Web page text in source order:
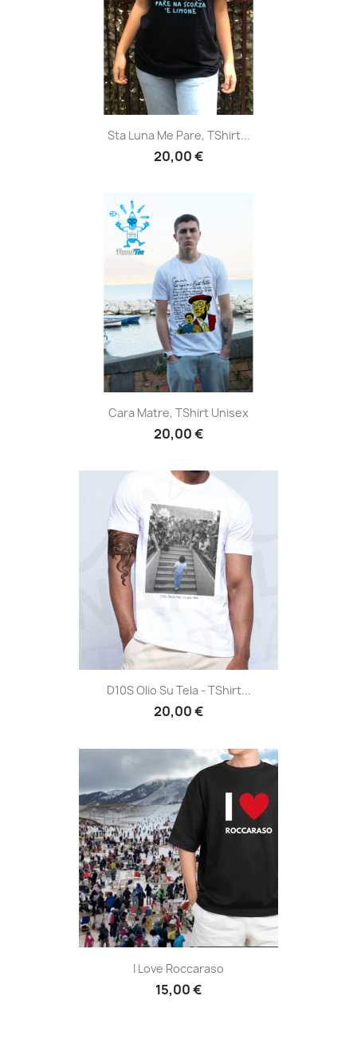
Sta Luna Me Pare, TShirt...
20,00 €
Cara Matre, TShirt Unisex
20,00 €
D10S Olio Su Tela - TShirt...
20,00 €
I Love Roccaraso
15,00 €